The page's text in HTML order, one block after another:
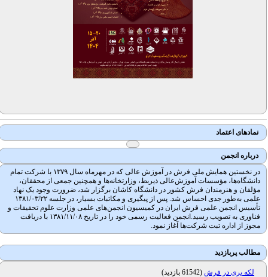
نمادهای اعتماد
درباره انجمن
در نخستین همایش ملی فرش در آموزش عالی که در مهرماه سال ۱۳۷۹ با شرکت تمام
دانشگاه‌ها، مؤسسات آموزش‌عالی ذیربط، وزارتخانه‌ها و همچنین جمعی از محققان،
مؤلفان و هنرمندان فرش کشور در دانشگاه کاشان برگزار شد، ضرورت وجود یک نهاد
علمی به‌طور جدی احساس شد. پس از پیگیری و مکاتبات بسیار، در جلسه ۱۳۸۱/۰۳/۲۲
تأسیس انجمن علمی فرش ایران در کمیسیون انجمن‌های علمی وزارت علوم تحقیقات و
فناوری به تصویب رسید.انجمن فعالیت رسمی خود را در تاریخ ۱۳۸۱/۱۱/۰۸ با دریافت
مجوز از اداره تبت شرکت‌ها آغاز نمود.
مطالب پربازدید
لکه بری در فرش( 61542 بازدید
)